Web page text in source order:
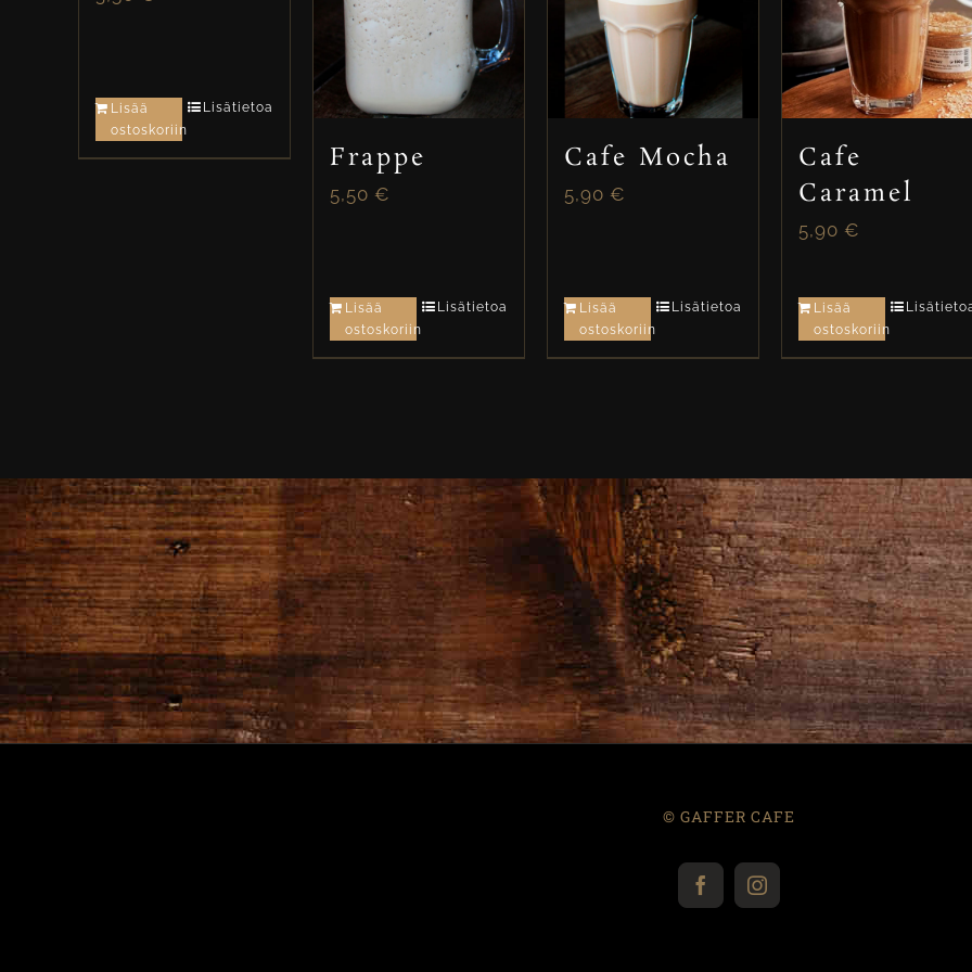
Lisää
ostoskoriin
Lisätietoa
Frappe
5,50 €
Lisää
ostoskoriin
Lisätietoa
Cafe Mocha
5,90 €
Lisää
ostoskoriin
Lisätietoa
Cafe
Caramel
5,90 €
Lisää
ostoskoriin
© GAFFER CAFE
FacebookInstagram